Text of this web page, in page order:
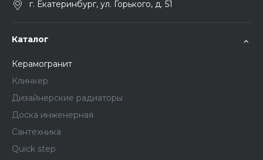
г. Екатеринбург, ул. Горького, д. 51
Каталог
Керамогранит
Клинкер
Дизайнерские радиаторы
Доска инженерная
Сантехника
Quick step